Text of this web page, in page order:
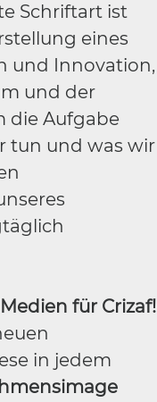
Schriftart ist
eines
und Innovation,
und der
die Aufgabe
tun und was wir
für Crizaf!
in jedem